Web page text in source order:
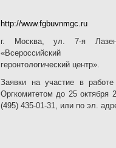
http://www.fgbuvnmgc.ru
г. Москва, ул. 7-я
«Всероссийский
геронтологический центр».
Заявки на участие в
Оргкомитетом до 25 октября
(495) 435-01-31, или по эл.